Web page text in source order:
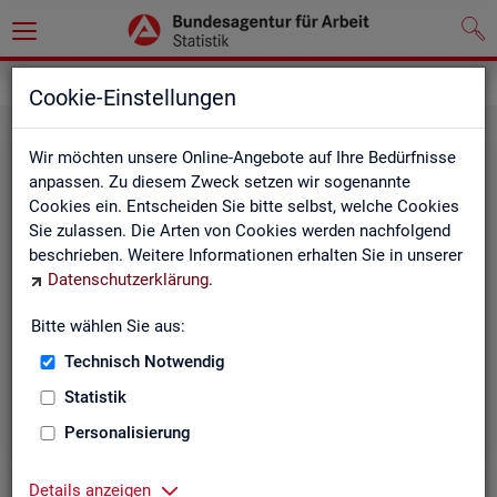
Cookie-Einstellungen
Wir möchten unsere Online-Angebote auf Ihre Bedürfnisse
anpassen. Zu diesem Zweck setzen wir sogenannte
Cookies ein. Entscheiden Sie bitte selbst, welche Cookies
Sie zulassen. Die Arten von Cookies werden nachfolgend
beschrieben. Weitere Informationen erhalten Sie in unserer
Datenschutzerklärung.
Bitte wählen Sie aus:
Technisch Notwendig
Statistik
Personalisierung
Details anzeigen
Re­gio­na­le Glie­de­run­gen
Landkreise) in den Statistiken der BA